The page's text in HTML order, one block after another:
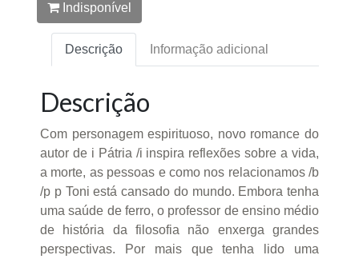
Indisponível
Descrição Informação adicional
Descrição
Com personagem espirituoso, novo romance do
autor de i Pátria /i inspira reflexões sobre a vida,
a morte, as pessoas e como nos relacionamos /b
/p p Toni está cansado do mundo. Embora tenha
uma saúde de ferro, o professor de ensino médio
de história da filosofia não enxerga grandes
perspectivas. Por mais que tenha lido uma